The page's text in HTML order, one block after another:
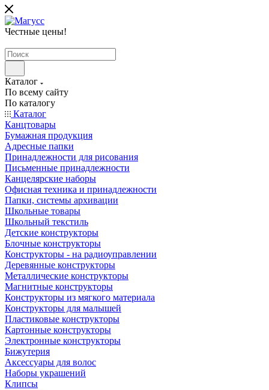
Честные цены!
Каталог
По всему сайту
По каталогу
Каталог
Канцтовары
Бумажная продукция
Адресные папки
Принадлежности для рисования
Письменные принадлежности
Канцелярские наборы
Офисная техника и принадлежности
Папки, системы архивации
Школьные товары
Школьный текстиль
Детские конструкторы
Блочные конструкторы
Конструкторы - на радиоуправлении
Деревянные конструкторы
Металлические конструкторы
Магнитные конструкторы
Конструкторы из мягкого материала
Конструкторы для малышей
Пластиковые конструкторы
Картонные конструкторы
Электронные конструкторы
Бижутерия
Аксессуары для волос
Наборы украшений
Клипсы